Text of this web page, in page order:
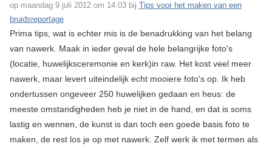
op maandag 9 juli 2012 om 14:03 bij Tips voor het maken van een
bruidsreportage
Prima tips, wat is echter mis is de benadrukking van het belang
van nawerk. Maak in ieder geval de hele belangrijke foto's
(locatie, huwelijksceremonie en kerk)in raw. Het kost veel meer
nawerk, maar levert uiteindelijk echt mooiere foto's op. Ik heb
ondertussen ongeveer 250 huwelijken gedaan en heus: de
meeste omstandigheden heb je niet in de hand, en dat is soms
lastig en wennen, de kunst is dan toch een goede basis foto te
maken, de rest los je op met nawerk. Zelf werk ik met termen als